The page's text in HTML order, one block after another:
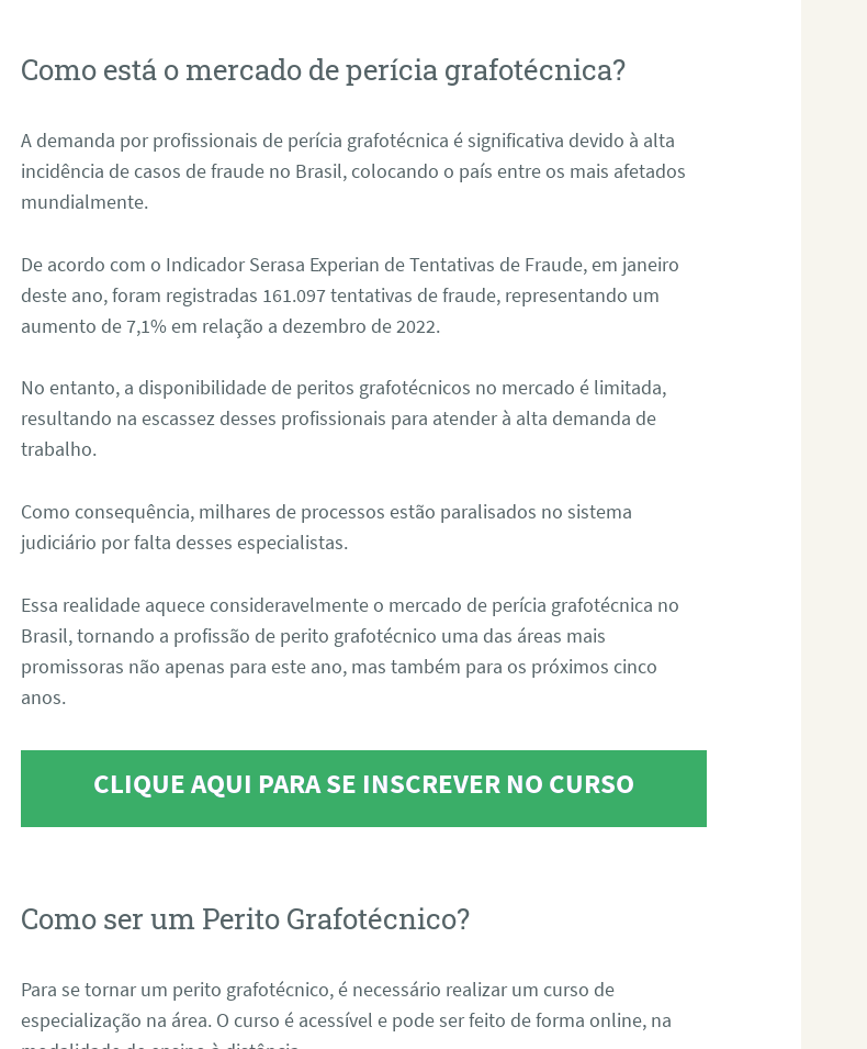
Como está o mercado de perícia grafotécnica?
A demanda por profissionais de perícia grafotécnica é significativa devido à alta
incidência de casos de fraude no Brasil, colocando o país entre os mais afetados
mundialmente.
De acordo com o Indicador Serasa Experian de Tentativas de Fraude, em janeiro
deste ano, foram registradas 161.097 tentativas de fraude, representando um
aumento de 7,1% em relação a dezembro de 2022.
No entanto, a disponibilidade de peritos grafotécnicos no mercado é limitada,
resultando na escassez desses profissionais para atender à alta demanda de
trabalho.
Como consequência, milhares de processos estão paralisados no sistema
judiciário por falta desses especialistas.
Essa realidade aquece consideravelmente o mercado de perícia grafotécnica no
Brasil, tornando a profissão de perito grafotécnico uma das áreas mais
promissoras não apenas para este ano, mas também para os próximos cinco
anos.
CLIQUE AQUI PARA SE INSCREVER NO CURSO
Como ser um Perito Grafotécnico?
Para se tornar um perito grafotécnico, é necessário realizar um curso de
especialização na área. O curso é acessível e pode ser feito de forma online, na